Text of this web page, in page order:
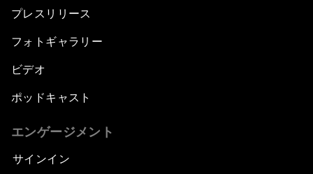
プレスリリース
フォトギャラリー
ビデオ
ポッドキャスト
エンゲージメント
サインイン